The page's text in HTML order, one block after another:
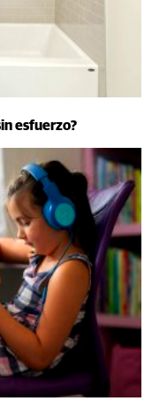
esfuerzo?